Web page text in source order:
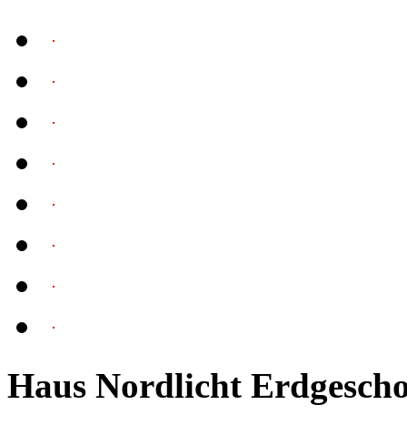
Haus Nordlicht